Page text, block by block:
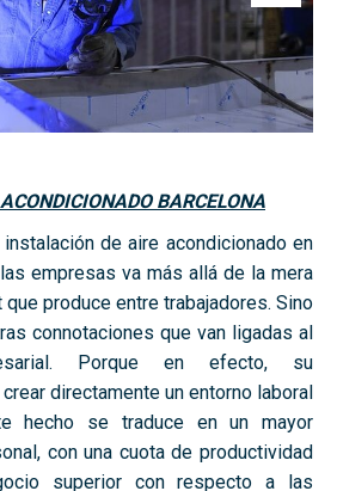
BARCELONA
de aire acondicionado en
empresas va más allá de la mera
produce entre trabajadores. Sino
connotaciones que van ligadas al
Porque en efecto, su
directamente un entorno laboral
hecho se traduce en un mayor
con una cuota de productividad
superior con respecto a las